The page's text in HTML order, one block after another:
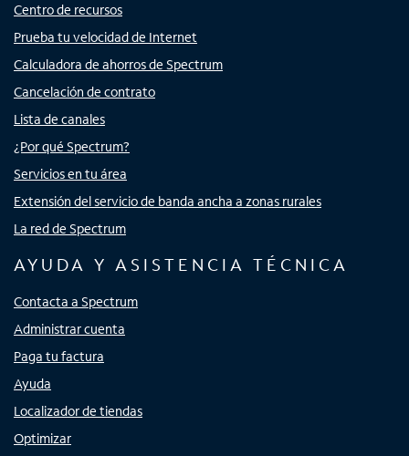
Centro de recursos
Prueba tu velocidad de Internet
Calculadora de ahorros de Spectrum
Cancelación de contrato
Lista de canales
¿Por qué Spectrum?
Servicios en tu área
Extensión del servicio de banda ancha a zonas rurales
La red de Spectrum
AYUDA Y ASISTENCIA TÉCNICA
Contacta a Spectrum
Administrar cuenta
Paga tu factura
Ayuda
Localizador de tiendas
Optimizar